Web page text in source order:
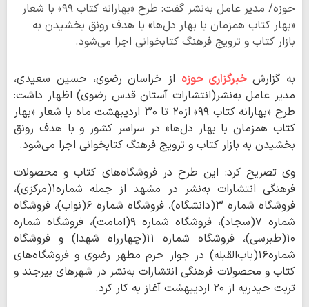
حوزه/ مدیر عامل به‌نشر گفت: طرح «بهارانه کتاب ۹۹» با شعار
«بهار کتاب همزمان با بهار دل‌ها» با هدف رونق بخشیدن به
بازار کتاب و ترویج فرهنگ کتابخوانی اجرا می‌شود.
به گزارشخبرگزاری حوزه از خراسان رضوی، حسین سعیدی،
مدیر عامل به‌نشر(انتشارات آستان قدس رضوی) اظهار داشت:
طرح «بهارانه کتاب ۹۹» از۲۰ تا ۳۰ اردیبهشت‌ ماه با شعار «بهار
کتاب همزمان با بهار دل‌ها» در سراسر کشور و با هدف رونق
بخشیدن به بازار کتاب و ترویج فرهنگ کتابخوانی اجرا می‌شود.
وی تصریح کرد: این طرح در فروشگاه‌های کتاب و محصولات
فرهنگی انتشارات به‌نشر در مشهد از جمله شماره۱(مرکزی)،
فروشگاه شماره ۳(دانشگاه)، فروشگاه شماره ۶‌(نواب)، فروشگاه
شماره ۷(سجاد)، فروشگاه شماره ۹(امامت)، فروشگاه شماره
۱۰(طبرسی)، فروشگاه شماره ۱۱(چهارراه شهدا) و فروشگاه
شماره۱۶(باب‌القبله) در جوار حرم مطهر رضوی و فروشگاه‌های
کتاب و محصولات فرهنگی انتشارات به‌نشر در شهرهای بیرجند و
تربت حیدریه از ۲۰ اردیبهشت آغاز به کار کرد.